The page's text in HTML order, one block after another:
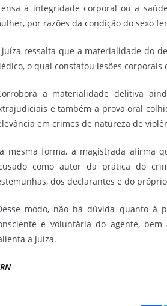
à integridade corporal ou a
por razões da condição do sexo
juíza ressalta que a materialidade do
o qual constatou lesões
a materialidade delitiva
e também a prova oral
em crimes de natureza de
mesma forma, a magistrada afirma
como autor da prática do
dos declarantes e do
modo, não há dúvida quanto à
e voluntária do agente,
a juíza.